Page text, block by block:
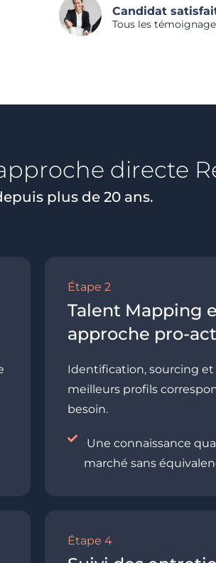
Candidat
Tous les
directe
plus de 20 ans.
Étape 2
Talent Mapping
approche pro-
Identification, sourcing
meilleurs profils
besoin.
Une connaissance
marché sans
Étape 4